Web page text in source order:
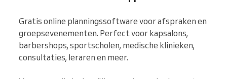
Gratis online planningssoftware voor afspraken en
groepsevenementen. Perfect voor kapsalons,
barbershops, sportscholen, medische klinieken,
consultaties, leraren en meer.